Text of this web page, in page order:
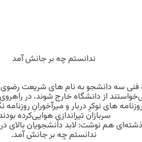
ندانستم چه بر جانش آمد
سه دانشجو به نام های شریعت رضوی
از دانشگاه خارج شوند، در
روزنامه های ‌نوکرِ دربار و میرآخورانِ روزنامه
سربازان تیراندازیِ هوایی‌کرده
هم ‌نوشت: لابد دانشجویان بالای
ندانستم چه بر جانش آمد.